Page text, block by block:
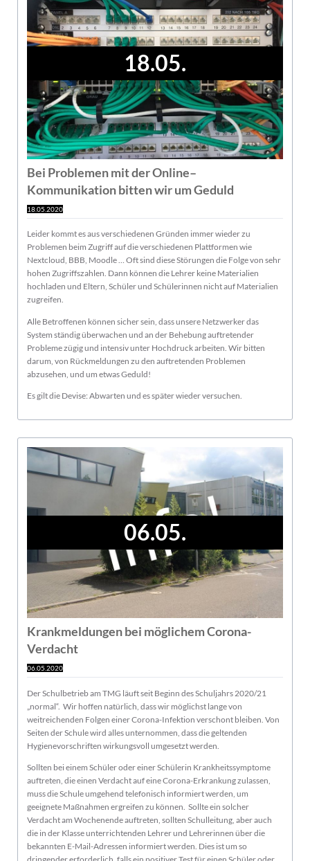
18.05.
Bei Problemen mit der Online–
Kommunikation bitten wir um Geduld
18.05.2020
Leider kommt es aus verschiedenen Gründen immer wieder zu
Problemen beim Zugriff auf die verschiedenen Plattformen wie
Nextcloud, BBB, Moodle … Oft sind diese Störungen die Folge von sehr
hohen Zugriffszahlen. Dann können die Lehrer keine Materialien
hochladen und Eltern, Schüler und Schülerinnen nicht auf Materialien
zugreifen.
Alle Betroffenen können sicher sein, dass unsere Netzwerker das
System ständig überwachen und an der Behebung auftretender
Probleme zügig und intensiv unter Hochdruck arbeiten. Wir bitten
darum, von Rückmeldungen zu den auftretenden Problemen
abzusehen, und um etwas Geduld!
Es gilt die Devise: Abwarten und es später wieder versuchen.
06.05.
Krankmeldungen bei möglichem Corona-
Verdacht
06.05.2020
Der Schulbetrieb am TMG läuft seit Beginn des Schuljahrs 2020/21
„normal“. Wir hoffen natürlich, dass wir möglichst lange von
weitreichenden Folgen einer Corona-Infektion verschont bleiben. Von
Seiten der Schule wird alles unternommen, dass die geltenden
Hygienevorschriften wirkungsvoll umgesetzt werden.
Sollten bei einem Schüler oder einer Schülerin Krankheitssymptome
auftreten, die einen Verdacht auf eine Corona-Erkrankung zulassen,
muss die Schule umgehend telefonisch informiert werden, um
geeignete Maßnahmen ergreifen zu können. Sollte ein solcher
Verdacht am Wochenende auftreten, sollten Schulleitung, aber auch
die in der Klasse unterrichtenden Lehrer und Lehrerinnen über die
bekannten E-Mail-Adressen informiert werden. Dies ist um so